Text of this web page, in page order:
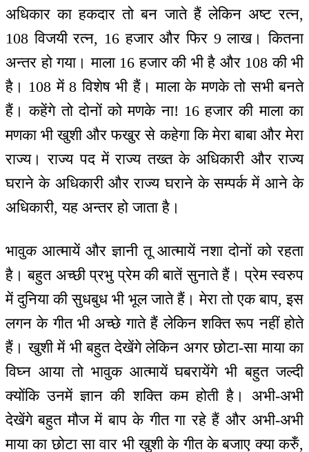
अधिकार का हकदार तो बन जाते हैं लेकिन अष्ट रत्न,
108 विजयी रत्न, 16 हजार और फिर 9 लाख। कितना
अन्तर हो गया। माला 16 हजार की भी है और 108 की भी
है। 108 में 8 विशेष भी हैं। माला के मणके तो सभी बनते
हैं। कहेंगे तो दोनों को मणके ना! 16 हजार की माला का
मणका भी खुशी और फखुर से कहेगा कि मेरा बाबा और मेरा
राज्य। राज्य पद में राज्य तख्त के अधिकारी और राज्य
घराने के अधिकारी और राज्य घराने के सम्पर्क में आने के
अधिकारी, यह अन्तर हो जाता है।
भावुक आत्मायें और ज्ञानी तू आत्मायें नशा दोनों को रहता
है। बहुत अच्छी प्रभु प्रेम की बातें सुनाते हैं। प्रेम स्वरुप
में दुनिया की सुधबुध भी भूल जाते हैं। मेरा तो एक बाप, इस
लगन के गीत भी अच्छे गाते हैं लेकिन शक्ति रूप नहीं होते
हैं। खुशी में भी बहुत देखेंगे लेकिन अगर छोटा-सा माया का
विघ्न आया तो भावुक आत्मायें घबरायेंगे भी बहुत जल्दी
क्योंकि उनमें ज्ञान की शक्ति कम होती है। अभी-अभी
देखेंगे बहुत मौज में बाप के गीत गा रहे हैं और अभी-अभी
माया का छोटा सा वार भी खुशी के गीत के बजाए क्या करुँ,